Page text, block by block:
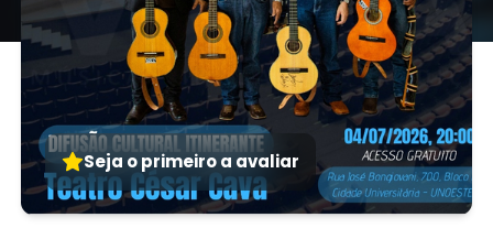
Seja o primeiro a avaliar